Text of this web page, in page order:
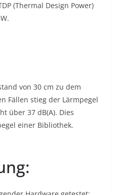
(Thermal Design Power)
von 30 cm zu dem
Fällen stieg der Lärmpegel
über 37 dB(A). Dies
einer Bibliothek.